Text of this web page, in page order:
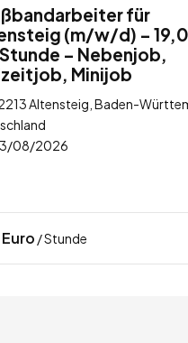
für
(m/w/d) –
– Nebenjob,
Minijob
Altensteig, Baden-
08/2026
Euro / Stunde